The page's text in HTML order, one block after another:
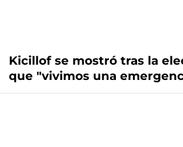
Kicillof se mostró tras la
que "vivimos una